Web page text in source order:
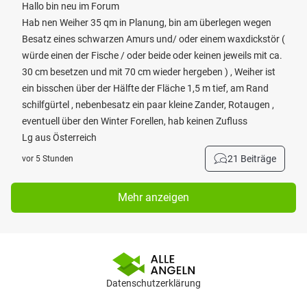
Hallo bin neu im Forum
Hab nen Weiher 35 qm in Planung, bin am überlegen wegen
Besatz eines schwarzen Amurs und/ oder einem waxdickstör (
würde einen der Fische / oder beide oder keinen jeweils mit ca.
30 cm besetzen und mit 70 cm wieder hergeben ) , Weiher ist
ein bisschen über der Hälfte der Fläche 1,5 m tief, am Rand
schilfgürtel , nebenbesatz ein paar kleine Zander, Rotaugen ,
eventuell über den Winter Forellen, hab keinen Zufluss
Lg aus Österreich
vor 5 Stunden 21 Beiträge
Mehr anzeigen
Datenschutzerklärung